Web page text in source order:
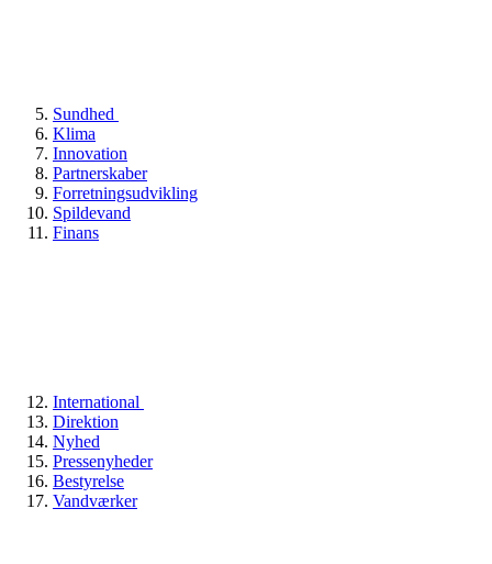
Sundhed
Klima
Innovation
Partnerskaber
Forretningsudvikling
Spildevand
Finans
International
Direktion
Nyhed
Pressenyheder
Bestyrelse
Vandværker